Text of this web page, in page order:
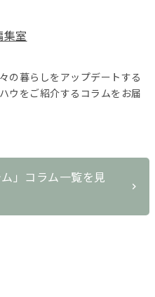
集室
の暮らしをアップデートする
ウをご紹介するコラムをお届
」コラム一覧を見